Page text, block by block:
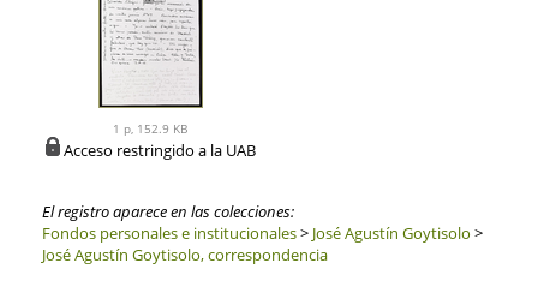
1 p, 152.9 KB
Acceso restringido a la UAB
El registro aparece en las colecciones:
Fondos personales e institucionales> José Agustín Goytisolo >
José Agustín Goytisolo, correspondencia